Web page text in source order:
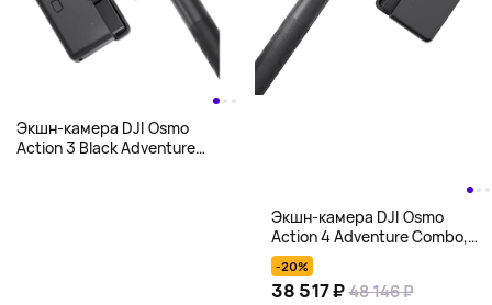
Экшн-камера DJI Osmo
Action 3 Black Adventure
Экшн-камера DJI Osmo
Action 4 Adventure Combo,
черный
-20%
38 517 ₽ 48 146 ₽